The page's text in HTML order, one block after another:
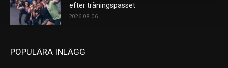
efter träningspasset
2026-08-06
POPULÄRA INLÄGG